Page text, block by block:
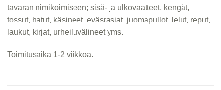
tavaran nimikoimiseen; sisä- ja ulkovaatteet, kengät,
tossut, hatut, käsineet, eväsrasiat, juomapullot, lelut, reput,
laukut, kirjat, urheiluvälineet yms.
Toimitusaika 1-2 viikkoa.